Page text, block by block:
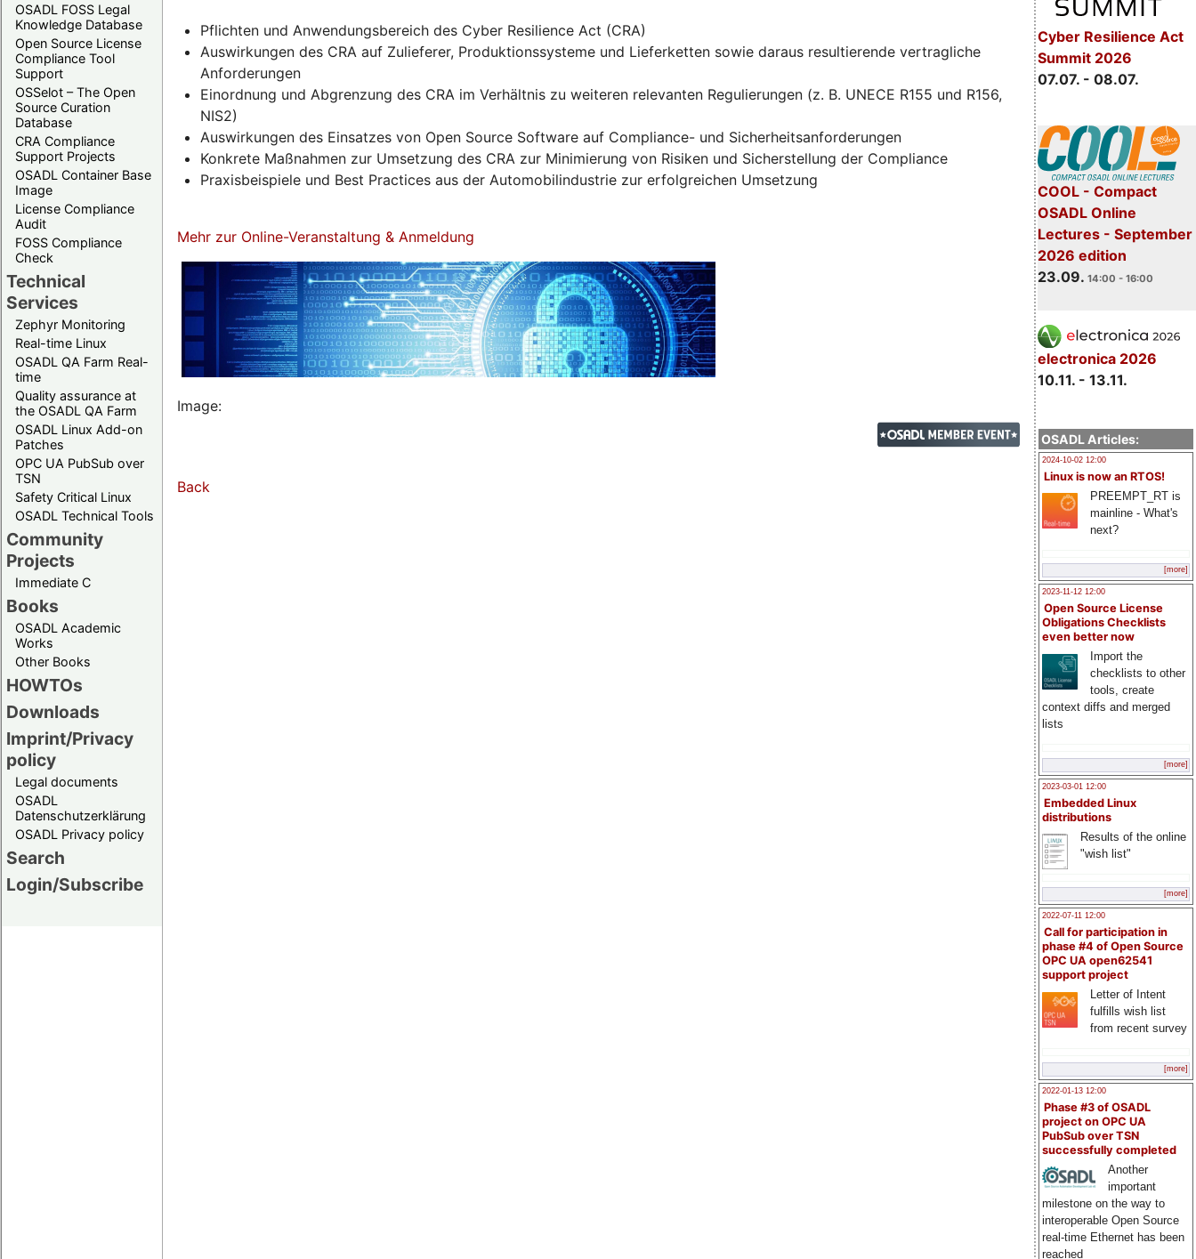
OSADL FOSS Legal
Knowledge Database
Open Source License
Compliance Tool
Support
OSSelot – The Open
Source Curation
Database
CRA Compliance
Support Projects
OSADL Container Base
Image
License Compliance
Audit
FOSS Compliance
Check
Technical
Services
Zephyr Monitoring
Real-time Linux
OSADL QA Farm Real-
time
Quality assurance at
the OSADL QA Farm
OSADL Linux Add-on
Patches
OPC UA PubSub over
TSN
Safety Critical Linux
OSADL Technical Tools
Community
Projects
Immediate C
Books
OSADL Academic
Works
Other Books
HOWTOs
Downloads
Imprint/Privacy
policy
Legal documents
OSADL
Datenschutzerklärung
OSADL Privacy policy
Search
Login/Subscribe
Cyber Resilience Act
Summit 2026
07.07. - 08.07.
COOL - Compact
OSADL Online
Lectures - September
2026 edition
23.09. 14:00 - 16:00
electronica 2026
10.11. - 13.11.
OSADL Articles:
2024-10-02 12:00
Linux is now an RTOS!
PREEMPT_RT is
mainline - What's
next?
[more]
2023-11-12 12:00
Open Source License
Obligations Checklists
even better now
Import the
checklists to other
tools, create
context diffs and merged
lists
[more]
2023-03-01 12:00
Embedded Linux
distributions
Results of the online
"wish list"
[more]
2022-07-11 12:00
Call for participation in
phase #4 of Open Source
OPC UA open62541
support project
Letter of Intent
fulfills wish list
from recent survey
[more]
2022-01-13 12:00
Phase #3 of OSADL
project on OPC UA
PubSub over TSN
successfully completed
Another
important
milestone on the way to
interoperable Open Source
real-time Ethernet has been
reached
Pflichten und Anwendungsbereich des Cyber Resilience Act (CRA)
Auswirkungen des CRA auf Zulieferer, Produktionssysteme und Lieferketten sowie daraus resultierende vertragliche
Anforderungen
Einordnung und Abgrenzung des CRA im Verhältnis zu weiteren relevanten Regulierungen (z. B. UNECE R155 und R156,
NIS2)
Auswirkungen des Einsatzes von Open Source Software auf Compliance- und Sicherheitsanforderungen
Konkrete Maßnahmen zur Umsetzung des CRA zur Minimierung von Risiken und Sicherstellung der Compliance
Praxisbeispiele und Best Practices aus der Automobilindustrie zur erfolgreichen Umsetzung
Mehr zur Online-Veranstaltung & Anmeldung
Image:
Back